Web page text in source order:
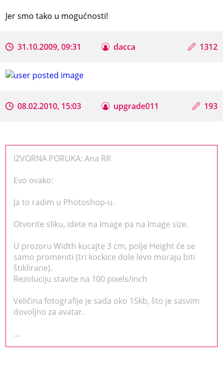
Jer smo tako u mogućnosti!
31.10.2009, 09:31 dacca 1312
08.02.2010, 15:03 upgrade011 193
IZVORNA PORUKA: Ana RR
Evo ovako:
Ja to radim u Photoshop-u.
Otvorite sliku, idete na Image pa na Image size.
U prozoru Width kucajte 3 cm, polje Height će se
samo promeniti (tri kockice dole levo moraju biti
štiklirane).
Rezoluciju stavite na 100 pixels/inch
Veličina fotografije je sada oko 15kb, što je sasvim
dovoljno za avatar.
...